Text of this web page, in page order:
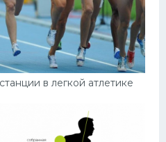
в легкой атлетике